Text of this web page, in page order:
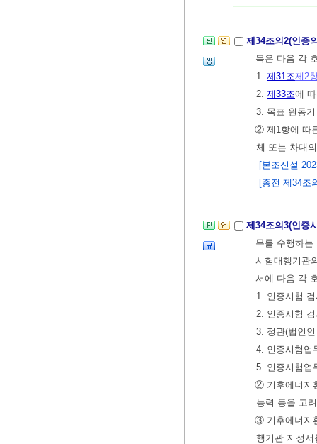
제34조의2(인증
목은 다음 각
1. 제31조제2
2. 제33조에
3. 목표 원동
② 제1항에 따
체 또는 차대
[본조신설
[종전 제34조
제34조의3(인증
무를 수행하는
시험대행기관
서에 다음 각
1. 인증시험
2. 인증시험
3. 정관(법인
4. 인증시험업
5. 인증시험업
② 기후에너지
능력 등을 고
③ 기후에너지
행기관 지정